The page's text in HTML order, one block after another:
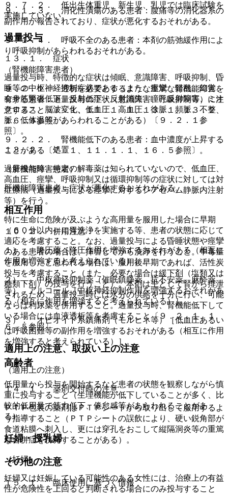
９．７．２． 低出生体重児、新生児、乳児では臨床試験を
実施していない。
過量投与
１３．１． 症状
過量投与時、特徴的な症状は傾眠、意識障害、呼吸抑制、昏
睡等の中枢神経抑制症状である（また、痙攣、錯乱、幻覚、
全身筋緊張低下、反射低下・反射消失、瞳孔反射障害、ミオ
クロヌス、脳波変化、低血圧、高血圧、徐脈、頻脈、不整
脈、低体温等があらわれることがある）〔９．２．１参
照〕。
１３．２． 処置
過量投与時、特定の解毒薬は知られていないので、低血圧、
高血圧、痙攣、呼吸抑制又は循環抑制等の症状に対しては対
症療法（過量投与による痙攣に対するジアゼパム静脈内注射
等）を行う。
特に生命に危険が及ぶような高用量を服用した場合に早期
（６０分以内）に胃洗浄を実施する等、患者の状態に応じて
適応を考慮すること。なお、過量投与による昏睡状態や痙攣
のある患者の場合は、挿管してから洗浄を行うこと。中毒量
を服用したと思われる場合は、服用後早期であれば、活性炭
投与を考慮すること（また、必要な場合は緩下剤（塩類又は
糖類下剤）の投与を行うこと）。本剤は主として腎から排泄
されるため、過量投与時には水分の供給を十分に行い、可能
ならば利尿薬を併用すること。過量投与時、腎機能低下して
いる場合には血液透析等を考慮すること〔９．２．１、１
６．５参照〕。
適用上の注意、取扱い上の注意
（適用上の注意）
１４．１． 薬剤交付時の注意
ＰＴＰ包装の薬剤はＰＴＰシートから取り出して服用するよ
う指導すること（ＰＴＰシートの誤飲により、硬い鋭角部が
食道粘膜へ刺入し、更には穿孔をおこして縦隔洞炎等の重篤
な合併症を併発することがある）。
その他の注意
１５．１． 臨床使用に基づく情報
９．１．３． 消化性潰瘍のある患者：腹痛等の消化器系の
副作用が報告されており、症状が悪化するおそれがある。
９．１．４． 呼吸不全のある患者：本剤の筋弛緩作用によ
り呼吸抑制があらわれるおそれがある。
（腎機能障害患者）
９．２．１． 透析を必要とするような重篤な腎機能障害を
有する患者：過量投与の症状（意識障害、呼吸抑制等）に注
意すること〔７．１、１１．１．１、１３．１、１３．２、
１６．５参照〕。
９．２．２． 腎機能低下のある患者：血中濃度が上昇する
ことがある〔７．１、１１．１．１、１６．５参照〕。
（肝機能障害患者）
肝機能障害患者：症状が悪化するおそれがある。
相互作用
１０．２． 併用注意：
１）． 降圧薬［降圧作用を増強するおそれがある（相互に
作用を増強すると考えられている）］。
２）． 中枢神経抑制薬（催眠鎮静薬、抗不安薬、麻酔薬
等）、アルコール［中枢神経抑制作用を増強するおそれがあ
る（相互に作用を増強すると考えられている）］。
３）． オピオイド系鎮痛剤（モルヒネ等）［低血圧あるい
は呼吸困難等の副作用を増強するおそれがある（相互に作用
を増強すると考えられている）］。
高齢者
低用量から投与を開始するなど患者の状態を観察しながら慎
重に投与すること（生理機能が低下していることが多く、比
較的低用量で筋力低下、倦怠感等があらわれることがあ
る）。
妊婦・授乳婦
（妊婦）
妊婦又は妊娠している可能性のある女性には、治療上の有益
性が危険性を上回ると判断される場合にのみ投与すること